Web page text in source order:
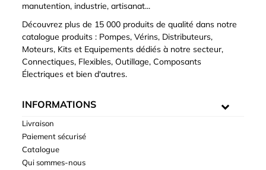
manutention, industrie, artisanat...
Découvrez plus de 15 000 produits de qualité dans notre
catalogue produits : Pompes, Vérins, Distributeurs,
Moteurs, Kits et Equipements dédiés à notre secteur,
Connectiques, Flexibles, Outillage, Composants
Électriques et bien d'autres.
INFORMATIONS
Livraison
Paiement sécurisé
Catalogue
Qui sommes-nous